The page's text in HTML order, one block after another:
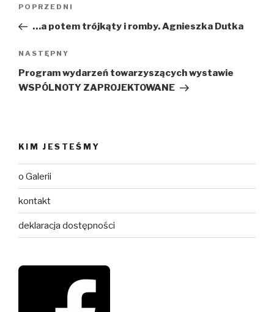
Poprzedni
wpis
POPRZEDNI
…a potem trójkąty i romby. Agnieszka Dutka
Następny
wpis
NASTĘPNY
Program wydarzeń towarzyszących wystawie
WSPÓLNOTY ZAPROJEKTOWANE
KIM JESTEŚMY
o Galerii
kontakt
deklaracja dostępności